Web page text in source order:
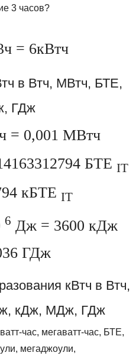
3 часов?
= 6кВтч
в Втч, МВтч, БТЕ,
ГДж
= 0,001 МВтч
БТЕ IT
кБТЕ IT
6 Дж = 3600 кДж
ГДж
кВтч в Втч,
кДж, МДж, ГДж
час, мегаватт-час, БТЕ,
мегаджоули,